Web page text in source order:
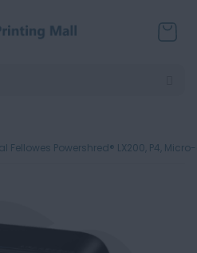
Powershred® LX200, P4,